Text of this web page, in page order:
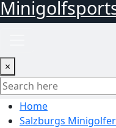
×
Home
Salzburgs